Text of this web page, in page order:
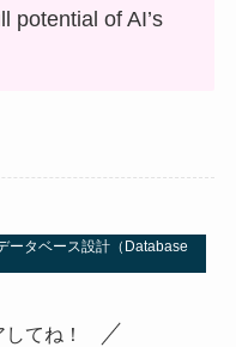
potential of AI’s
ータベース設計（Database
てね！